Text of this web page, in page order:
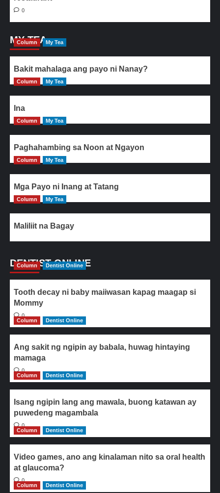
0
MY TEA
Column My Tea
Bakit mahalaga ang payo ni Nanay?
Column My Tea
Ina
Column My Tea
Paghahambing sa Noon at Ngayon
Column My Tea
Mga Payo ni Inang at Tatang
Column My Tea
Maliliit na Bagay
DENTIST ONLINE
Column Dentist Online
Tooth decay ni baby maiiwasan kapag maagap si
Mommy
0
Column
Dentist Online
Ang sakit ng ngipin ay babala, huwag hintaying
mamaga
0
Column
Dentist Online
Isang ngipin lang ang mawala, buong katawan ay
puwedeng magambala
0
Column
Dentist Online
Video games, ano ang kinalaman nito sa oral health
at glaucoma?
0
Column
Dentist Online